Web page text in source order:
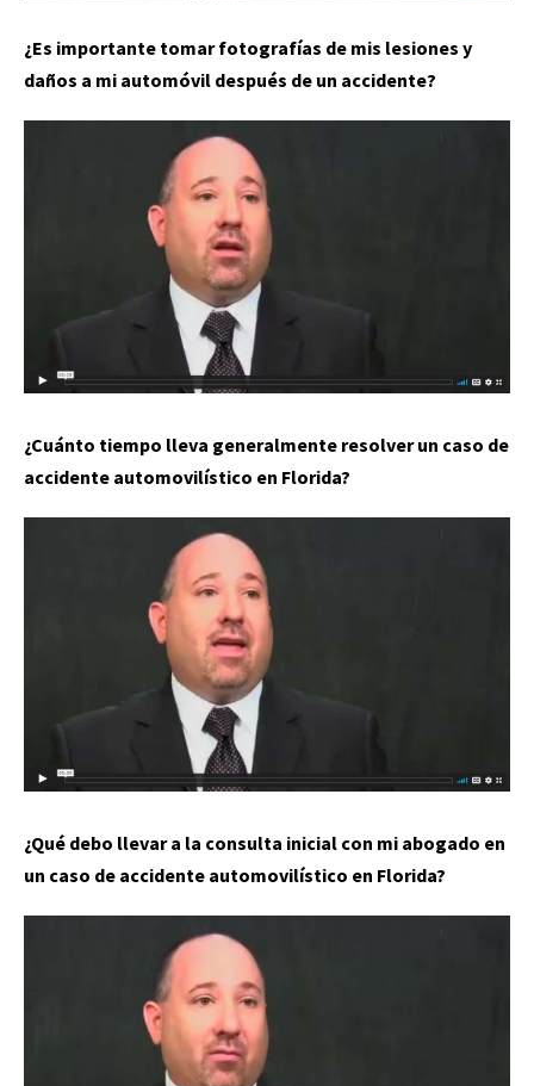
¿Es importante tomar fotografías de mis lesiones y
daños a mi automóvil después de un accidente?
¿Cuánto tiempo lleva generalmente resolver un caso de
accidente automovilístico en Florida?
¿Qué debo llevar a la consulta inicial con mi abogado en
un caso de accidente automovilístico en Florida?